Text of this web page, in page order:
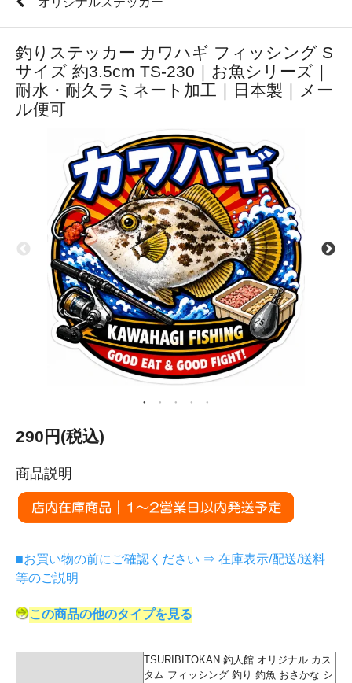
釣りステッカー カワハギ フィッシング S
サイズ 約3.5cm TS-230｜お魚シリーズ｜
耐水・耐久ラミネート加工｜日本製｜メー
ル便可
290円(税込)
商品説明
■お買い物の前にご確認ください ⇒ 在庫表示/配送/送料
等のご説明
この商品の他のタイプを見る
TSURIBITOKAN 釣人館 オリジナル カス
タム フィッシング 釣り 釣魚 おさかな シ